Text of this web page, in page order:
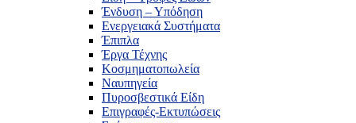
Ένδυση – Υπόδηση
Ενεργειακά Συστήματα
Έπιπλα
Έργα Τέχνης
Κοσμηματοπωλεία
Ναυπηγεία
Πυροσβεστικά Είδη
Επιγραφές-Εκτυπώσεις